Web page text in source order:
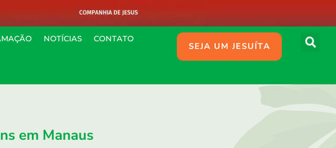
NOTÍCIAS
CONTATO
SEJA UM JESUÍTA
em Manaus